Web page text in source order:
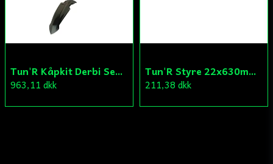
Tun'R Kåpkit Derbi Senda
963,11 dkk
Tun'R Styre 22x630mm Vit
211,38 dkk